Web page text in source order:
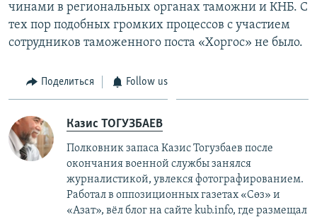
чинами в региональных органах таможни и КНБ. С
тех пор подобных громких процессов с участием
сотрудников таможенного поста «Хоргос» не было.
Поделиться Follow us
Казис ТОГУЗБАЕВ
Полковник запаса Казис Тогузбаев после
окончания военной службы занялся
журналистикой, увлекся фотографированием.
Работал в оппозиционных газетах «Сөз» и
«Азат», вёл блог на сайте kub.info, где размещал